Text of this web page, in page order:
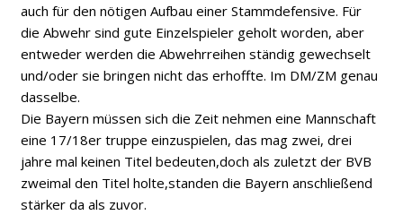
auch für den nötigen Aufbau einer Stammdefensive. Für
die Abwehr sind gute Einzelspieler geholt worden, aber
entweder werden die Abwehrreihen ständig gewechselt
und/oder sie bringen nicht das erhoffte. Im DM/ZM genau
dasselbe.
Die Bayern müssen sich die Zeit nehmen eine Mannschaft
eine 17/18er truppe einzuspielen, das mag zwei, drei
jahre mal keinen Titel bedeuten,doch als zuletzt der BVB
zweimal den Titel holte,standen die Bayern anschließend
stärker da als zuvor.